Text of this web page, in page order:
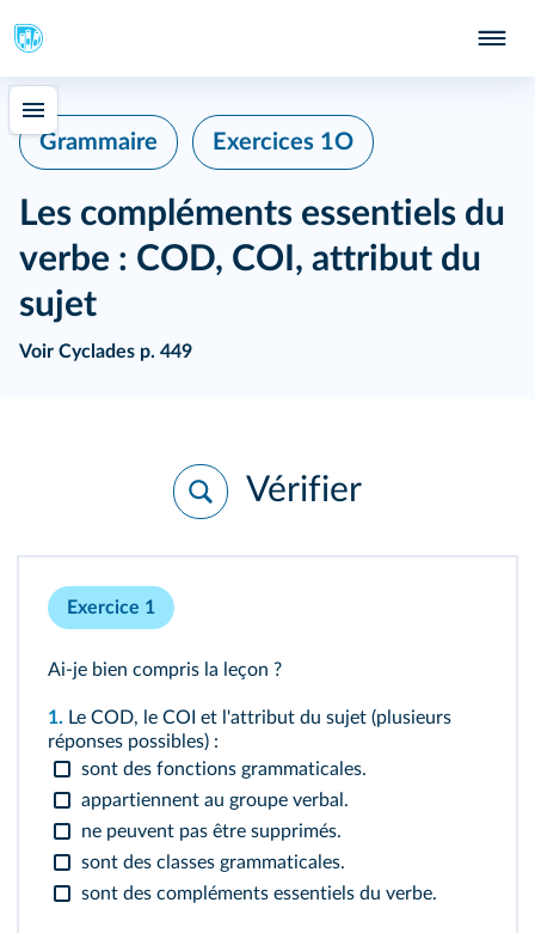
Grammaire Exercices 1O
Les compléments essentiels du
verbe : COD, COI, attribut du
sujet
Voir Cyclades p. 449
Vérifier
Exercice 1
Ai-je bien compris la leçon ?
1. Le COD, le COI et l'attribut du sujet (plusieurs
réponses possibles) :
sont des fonctions grammaticales.
appartiennent au groupe verbal.
ne peuvent pas être supprimés.
sont des classes grammaticales.
sont des compléments essentiels du verbe.